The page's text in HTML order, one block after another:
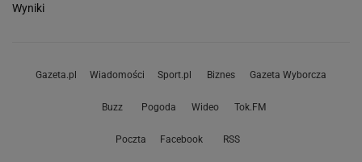
Wyniki
Gazeta.pl Wiadomości Sport.pl Biznes Gazeta Wyborcza
Buzz Pogoda Wideo Tok.FM
Poczta Facebook RSS